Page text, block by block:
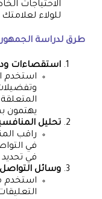
الاحتياجات
للولاء لعلامتك
طرق لدراسة
استقصاءات
استخدم
يهتمون
تحليل
راقب
في
في
وسائل التواصل
استخدم